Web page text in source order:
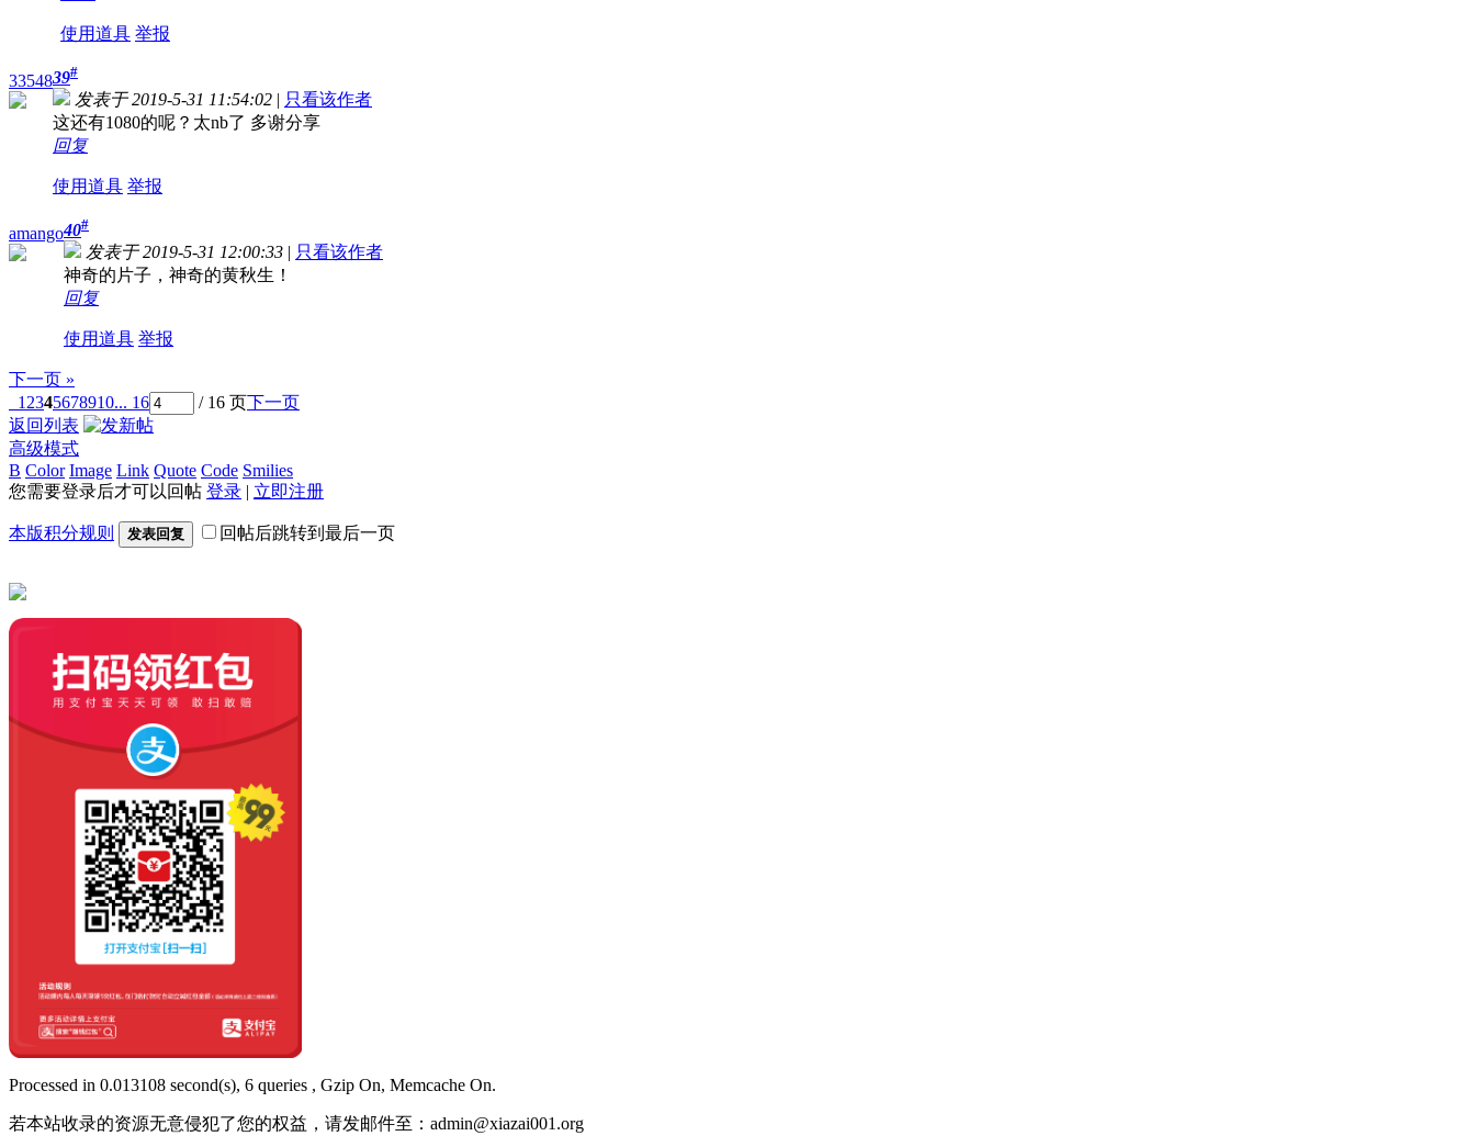
使用道具 举报
3354839#
发表于 2019-5-31 11:54:02 | 只看该作者
这还有1080的呢？太nb了 多谢分享
回复
使用道具 举报
amango40#
发表于 2019-5-31 12:00:33 | 只看该作者
神奇的片子，神奇的黄秋生！
回复
使用道具 举报
下一页 »
1 2345678910... 16 / 16 页下一页
返回列表
高级模式
B Color Image Link Quote Code Smilies
您需要登录后才可以回帖 登录 | 立即注册
本版积分规则 发表回复 回帖后跳转到最后一页
Processed in 0.013108 second(s), 6 queries , Gzip On, Memcache On.
若本站收录的资源无意侵犯了您的权益，请发邮件至： admin@xiazai001.org